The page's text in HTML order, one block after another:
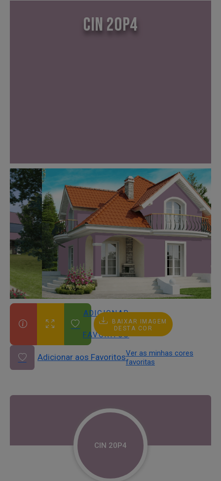
CIN 20P4
ADICIONAR
AOS
FAVORITOS
BAIXAR IMAGEM
DESTA COR
Adicionar aos FavoritosVer as minhas cores
favoritas
CIN 20P4